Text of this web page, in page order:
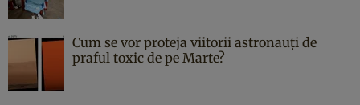
Cum se vor proteja viitorii astronauți de
praful toxic de pe Marte?